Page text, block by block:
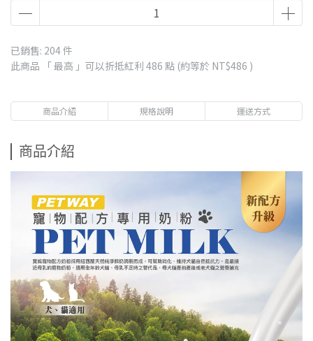
已銷售: 204 件
此商品 「 最高 」可以折抵紅利 486 點 (約等於 NT$486 )
商品介紹 規格說明 運送方式
商品介紹